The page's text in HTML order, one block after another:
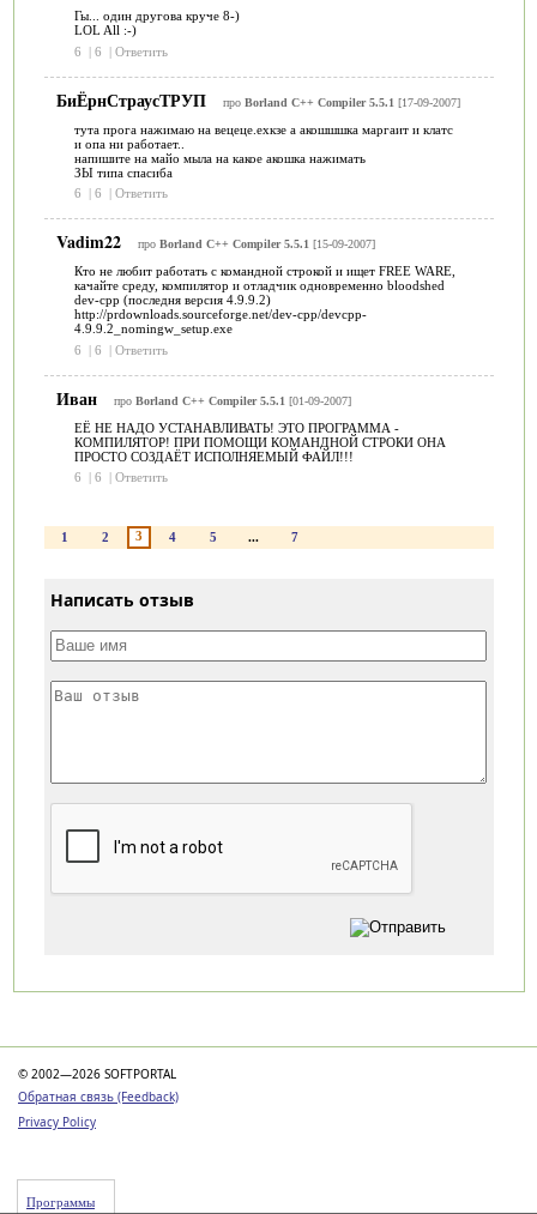
Гы... один другова круче 8-)
LOL All :-)
6
| 6 | Ответить
БиЁрнСтраусТРУП про Borland C++ Compiler 5.5.1 [17-09-2007]
тута прога нажимаю на вецеце.ехкзе а акошшшка маргаит и клатс
и опа ни работает..
напишите на майо мыла на какое акошка нажимать
ЗЫ типа спасиба
6
| 6 | Ответить
Vadim22 про Borland C++ Compiler 5.5.1 [15-09-2007]
Кто не любит работать с командной строкой и ищет FREE WARE,
качайте среду, компилятор и отладчик одновременно bloodshed
dev-cpp (последня версия 4.9.9.2)
http://prdownloads.sourceforge.net/dev-cpp/devcpp-
4.9.9.2_nomingw_setup.exe
6
| 6 | Ответить
Иван про Borland C++ Compiler 5.5.1 [01-09-2007]
ЕЁ НЕ НАДО УСТАНАВЛИВАТЬ! ЭТО ПРОГРАММА -
КОМПИЛЯТОР! ПРИ ПОМОЩИ КОМАНДНОЙ СТРОКИ ОНА
ПРОСТО СОЗДАЁТ ИСПОЛНЯЕМЫЙ ФАЙЛ!!!
6
| 6 | Ответить
1 2 3 4 5 ... 7
Написать отзыв
© 2002—2026 SOFTPORTAL
Обратная связь (Feedback)
Privacy Policy
Программы